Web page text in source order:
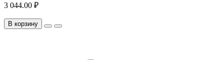
3 044.00 ₽
В корзину